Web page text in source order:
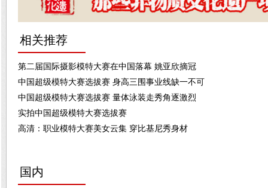
相关推荐
第二届国际摄影模特大赛在中国落幕 姚亚欣摘冠
中国超级模特大赛选拔赛 身高三围事业线缺一不可
中国超级模特大赛选拔赛 量体泳装走秀角逐激烈
实拍中国超级模特大赛选拔赛
高清：职业模特大赛美女云集 穿比基尼秀身材